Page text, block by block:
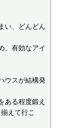
い、どんどん
、有効なアイ
ウスが結構発
ある程度鍛え
えて行こ